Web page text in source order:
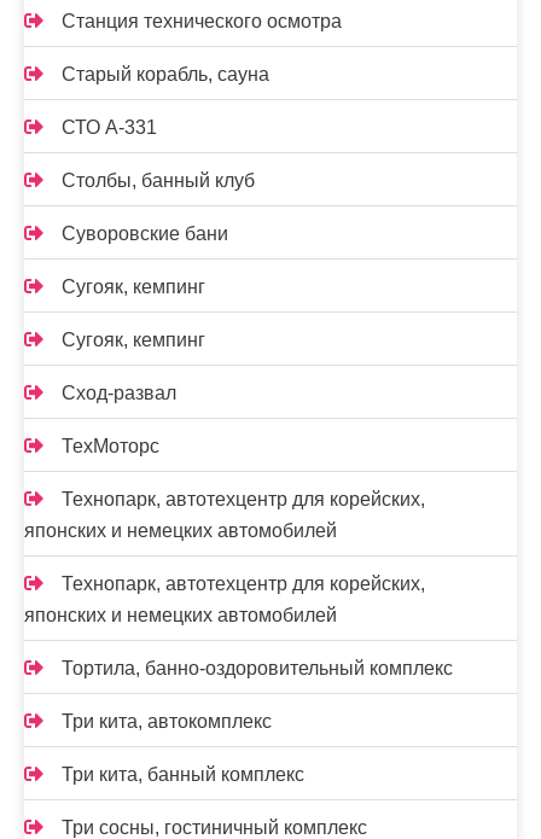
Станция технического осмотра
Старый корабль, сауна
СТО А-331
Столбы, банный клуб
Суворовские бани
Сугояк, кемпинг
Сугояк, кемпинг
Сход-развал
ТехМоторс
Технопарк, автотехцентр для корейских,
японских и немецких автомобилей
Технопарк, автотехцентр для корейских,
японских и немецких автомобилей
Тортила, банно-оздоровительный комплекс
Три кита, автокомплекс
Три кита, банный комплекс
Три сосны, гостиничный комплекс